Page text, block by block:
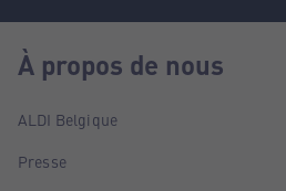
À propos de nous
ALDI Belgique
Presse